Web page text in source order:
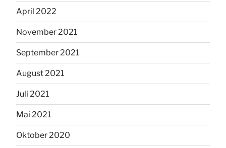
April 2022
November 2021
September 2021
August 2021
Juli 2021
Mai 2021
Oktober 2020